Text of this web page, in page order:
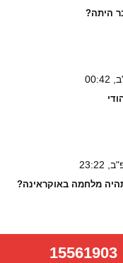
היתה?
מלחמה באוקראינה?
15561903